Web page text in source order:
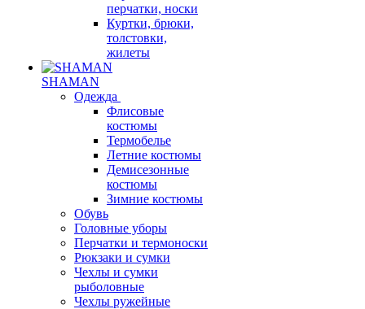
перчатки, носки
Куртки, брюки,
толстовки,
жилеты
SHAMAN
Одежда
Флисовые
костюмы
Термобелье
Летние костюмы
Демисезонные
костюмы
Зимние костюмы
Обувь
Головные уборы
Перчатки и термоноски
Рюкзаки и сумки
Чехлы и сумки
рыболовные
Чехлы ружейные